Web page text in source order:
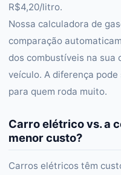
R$4,20/litro.
Nossa calculadora de
comparação
dos combustíveis na sua
veículo. A diferença pode
para quem roda muito.
Carro elétrico vs. a
menor custo?
Carros elétricos têm